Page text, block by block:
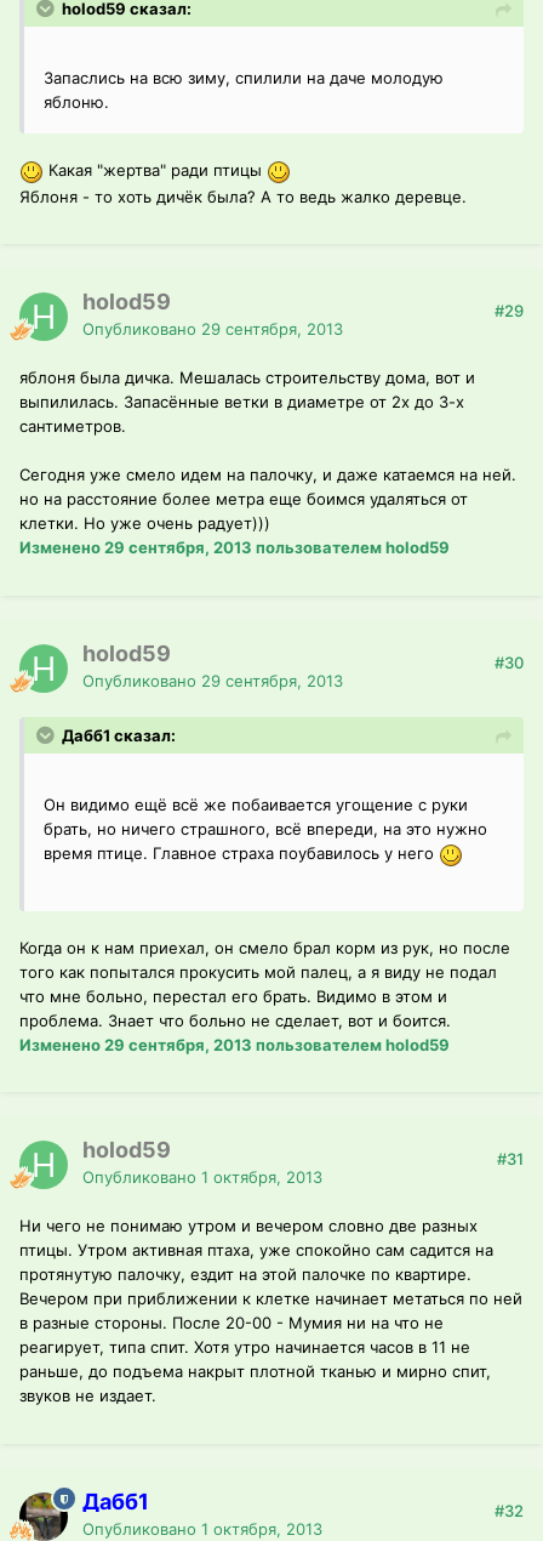
holod59 сказал:
Запаслись на всю зиму, спилили на даче молодую
яблоню.
Какая "жертва" ради птицы
Яблоня - то хоть дичёк была? А то ведь жалко деревце.
holod59
Опубликовано 29 сентября, 2013
#29
яблоня была дичка. Мешалась строительству дома, вот и
выпилилась. Запасённые ветки в диаметре от 2х до 3-х
сантиметров.
Сегодня уже смело идем на палочку, и даже катаемся на ней.
но на расстояние более метра еще боимся удаляться от
клетки. Но уже очень радует)))
Изменено29 сентября, 2013 пользователем holod59
holod59
Опубликовано 29 сентября, 2013
#30
Дабб1 сказал:
Он видимо ещё всё же побаивается угощение с руки
брать, но ничего страшного, всё впереди, на это нужно
время птице. Главное страха поубавилось у него
Когда он к нам приехал, он смело брал корм из рук, но после
того как попытался прокусить мой палец, а я виду не подал
что мне больно, перестал его брать. Видимо в этом и
проблема. Знает что больно не сделает, вот и боится.
Изменено29 сентября, 2013 пользователем holod59
holod59
Опубликовано 1 октября, 2013
#31
Ни чего не понимаю утром и вечером словно две разных
птицы. Утром активная птаха, уже спокойно сам садится на
протянутую палочку, ездит на этой палочке по квартире.
Вечером при приближении к клетке начинает метаться по ней
в разные стороны. После 20-00 - Мумия ни на что не
реагирует, типа спит. Хотя утро начинается часов в 11 не
раньше, до подъема накрыт плотной тканью и мирно спит,
звуков не издает.
Дабб1
Опубликовано 1 октября, 2013
#32